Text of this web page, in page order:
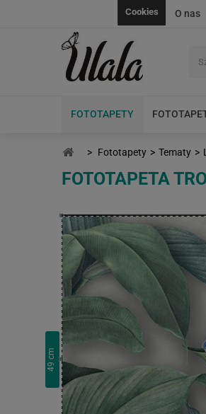
O nas
Cookies
FOTOTAPETY
> Fototapety > Tematy >
FOTOTAPETA
49
cm